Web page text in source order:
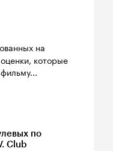
на
которые
по
Club